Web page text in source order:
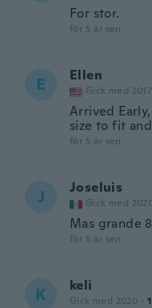
For stor.
för 5 år sen
E Ellen
Gick med 2017
Arrived
size to fit
för 5 år sen
J Joseluis
Gick med
Mas grande
för 5 år sen
K keli
Gick med 2020 · 1